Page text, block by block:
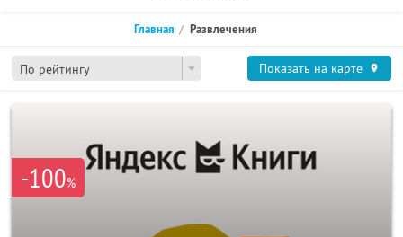
По рейтингу
Главная Развлечения
Показать на карте
-100%